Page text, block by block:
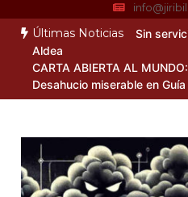
Últimas Noticias
Sin
Aldea
CARTA ABIERTA AL
Desahucio miserable en Guía